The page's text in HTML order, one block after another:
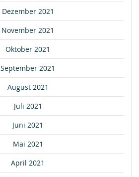
Dezember 2021
November 2021
Oktober 2021
September 2021
August 2021
Juli 2021
Juni 2021
Mai 2021
April 2021